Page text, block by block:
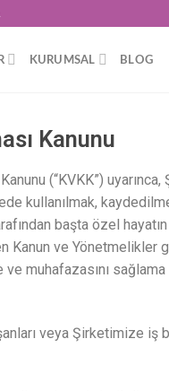
KURUMSAL BLOG
Kanunu
(“KVKK”)
kullanılmak,
başta özel
Kanun ve
ve muhafazasını
veya Şirketimize iş